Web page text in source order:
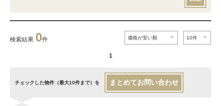
検索結果 0件
1
チェックした物件（最大10件まで）を まとめてお問い合わせ